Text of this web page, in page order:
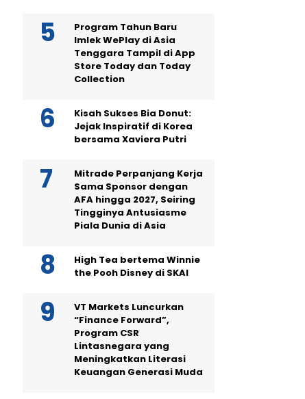
Program Tahun Baru
Imlek WePlay di Asia
Tenggara Tampil di App
Store Today dan Today
Collection
Kisah Sukses Bia Donut:
Jejak Inspiratif di Korea
bersama Xaviera Putri
Mitrade Perpanjang Kerja
Sama Sponsor dengan
AFA hingga 2027, Seiring
Tingginya Antusiasme
Piala Dunia di Asia
High Tea bertema Winnie
the Pooh Disney di SKAI
VT Markets Luncurkan
“Finance Forward”,
Program CSR
Lintasnegara yang
Meningkatkan Literasi
Keuangan Generasi Muda